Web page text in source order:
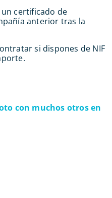
certificado de
anterior tras la
si dispones de NIF
con muchos otros en